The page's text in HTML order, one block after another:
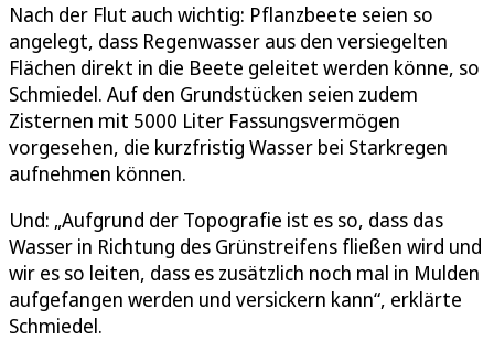
Nach der Flut auch wichtig: Pflanzbeete seien so
angelegt, dass Regenwasser aus den versiegelten
Flächen direkt in die Beete geleitet werden könne, so
Schmiedel. Auf den Grundstücken seien zudem
Zisternen mit 5000 Liter Fassungsvermögen
vorgesehen, die kurzfristig Wasser bei Starkregen
aufnehmen können.
Und: „Aufgrund der Topografie ist es so, dass das
Wasser in Richtung des Grünstreifens fließen wird und
wir es so leiten, dass es zusätzlich noch mal in Mulden
aufgefangen werden und versickern kann“, erklärte
Schmiedel.